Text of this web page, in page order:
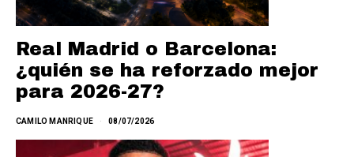
Real Madrid o Barcelona:
¿quién se ha reforzado mejor
para 2026-27?
CAMILO MANRIQUE 08/07/2026